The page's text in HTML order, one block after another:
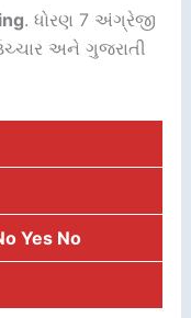
. ધોરણ 7 અંગ્રેજી
અને ગુજરાતી
Yes No